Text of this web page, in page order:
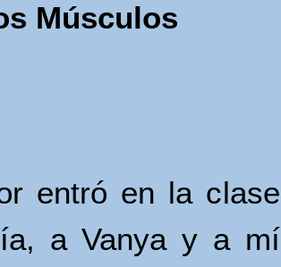
Músculos
entró en la clase
a Vanya y a mí